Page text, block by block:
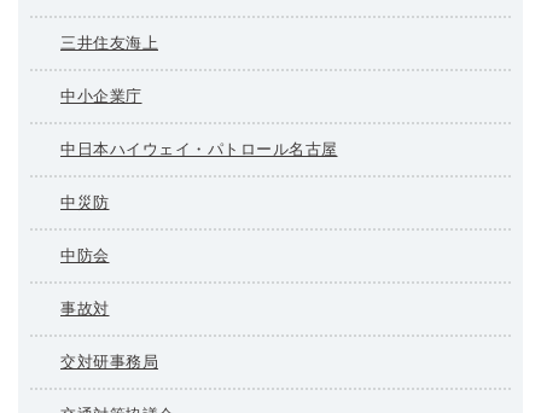
三井住友海上
中小企業庁
中日本ハイウェイ・パトロール名古屋
中災防
中防会
事故対
交対研事務局